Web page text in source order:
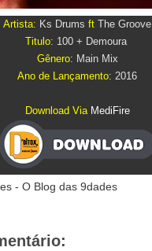
Artista: Ks Drums ft The Groove
Titulo: 100 + Demoura
Gênero: Main Mix
Ano de Lançamento: 2016
Download Via MediFire
- O Blog das 9dades